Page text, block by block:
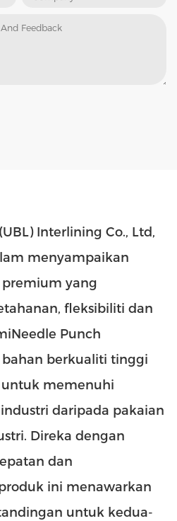
Interlining Co., Ltd,
menyampaikan
yang
fleksibiliti dan
Needle Punch
bahan berkualiti tinggi
memenuhi
daripada pakaian
Direka dengan
dan
ini menawarkan
untuk kedua-